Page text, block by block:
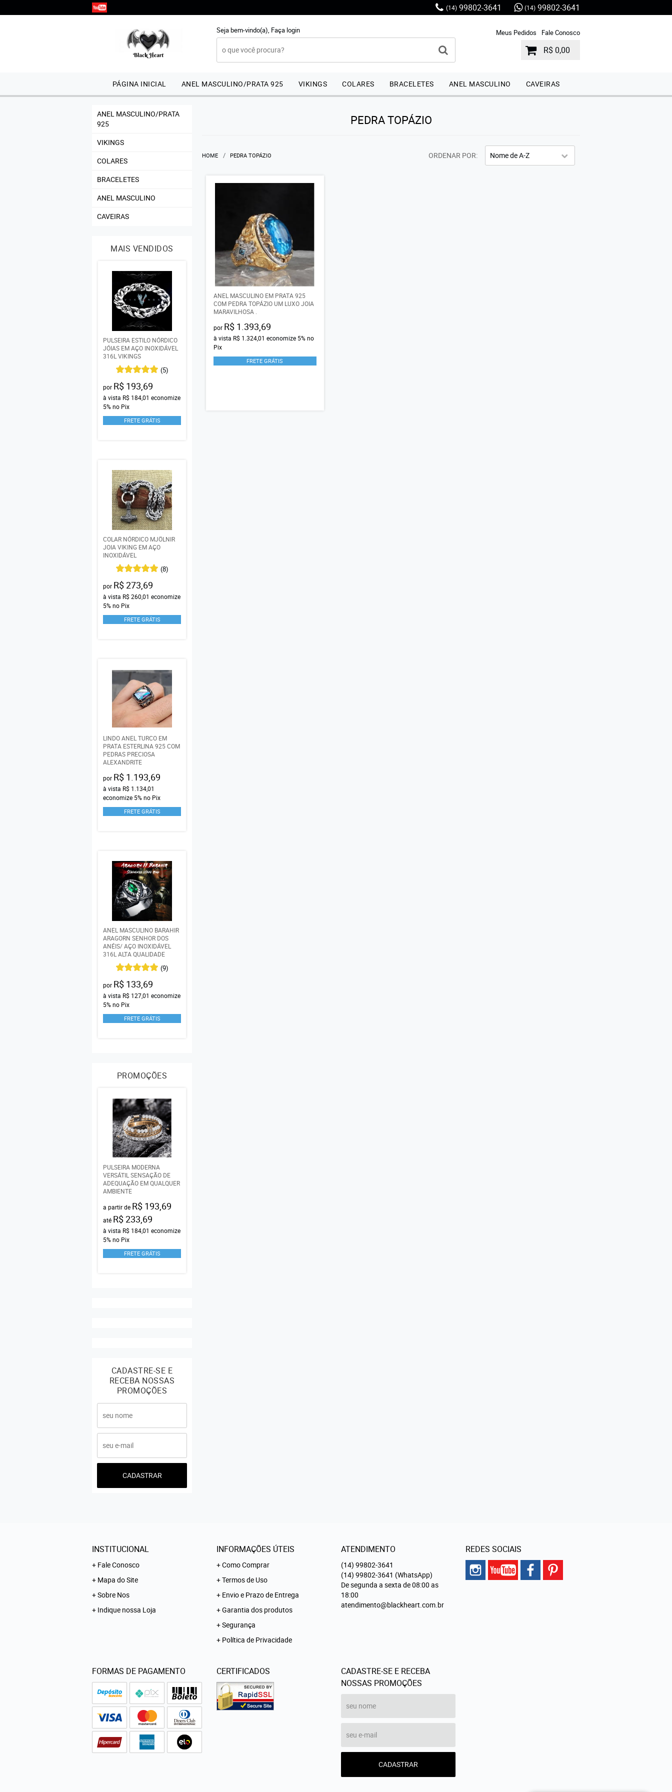
(14) 99802-3641 (14) 99802-3641
Seja bem-vindo(a), Faça login Meus Pedidos Fale Conosco
R$ 0,00
PÁGINA INICIAL ANEL MASCULINO/PRATA 925 VIKINGS COLARES BRACELETES ANEL MASCULINO CAVEIRAS
ANEL MASCULINO/PRATA
925
VIKINGS
COLARES
BRACELETES
ANEL MASCULINO
CAVEIRAS
MAIS VENDIDOS
PULSEIRA ESTILO NÓRDICO
JÓIAS EM AÇO INOXIDÁVEL
316L VIKINGS
(5)
por R$ 193,69
à vista R$ 184,01 economize
5% no Pix
FRETE GRÁTIS
COLAR NÓRDICO MJÖLNIR
JOIA VIKING EM AÇO
INOXIDÁVEL
(8)
por R$ 273,69
à vista R$ 260,01 economize
5% no Pix
FRETE GRÁTIS
LINDO ANEL TURCO EM
PRATA ESTERLINA 925 COM
PEDRAS PRECIOSA
ALEXANDRITE
por R$ 1.193,69
à vista R$ 1.134,01
economize 5% no Pix
FRETE GRÁTIS
ANEL MASCULINO BARAHIR
ARAGORN SENHOR DOS
ANÉIS/ AÇO INOXIDÁVEL
316L ALTA QUALIDADE
(9)
por R$ 133,69
à vista R$ 127,01 economize
5% no Pix
FRETE GRÁTIS
PROMOÇÕES
PULSEIRA MODERNA
VERSÁTIL SENSAÇÃO DE
ADEQUAÇÃO EM QUALQUER
AMBIENTE
a partir de R$ 193,69
até R$ 233,69
à vista R$ 184,01 economize
5% no Pix
FRETE GRÁTIS
CADASTRE-SE E
RECEBA NOSSAS
PROMOÇÕES
CADASTRAR
PEDRA TOPÁZIO
HOME PEDRA TOPÁZIO ORDENAR POR Nome de A-Z
ANEL MASCULINO EM PRATA 925
COM PEDRA TOPÁZIO UM LUXO JOIA
MARAVILHOSA .
por R$ 1.393,69
à vista R$ 1.324,01 economize 5% no
Pix
FRETE GRÁTIS
INSTITUCIONAL
Fale Conosco
Mapa do Site
Sobre Nos
Indique nossa Loja
INFORMAÇÕES ÚTEIS
Como Comprar
Termos de Uso
Envio e Prazo de Entrega
Garantia dos produtos
Segurança
Política de Privacidade
ATENDIMENTO
(14) 99802-3641
(14) 99802-3641 (WhatsApp)
De segunda a sexta de 08:00 as
18:00
atendimento@blackheart.com.br
REDES SOCIAIS
FORMAS DE PAGAMENTO CERTIFICADOS
CADASTRE-SE E RECEBA
NOSSAS PROMOÇÕES
CADASTRAR